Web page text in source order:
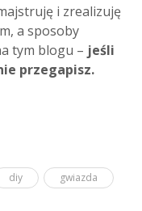
i zrealizuję
a sposoby
tym blogu – jeśli
przegapisz.
diy gwiazda